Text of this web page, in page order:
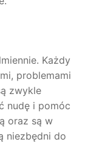
Każdy
problemami
zwykle
nudę i pomóc
oraz są w
niezbędni do